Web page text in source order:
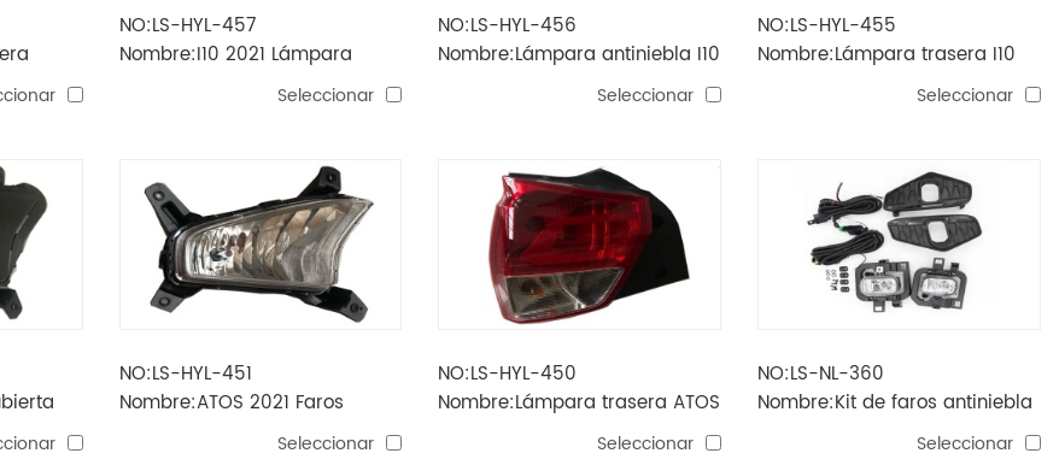
NO:LS-HYL-457
Nombre:I10 2021 Lámpara
Seleccionar
NO:LS-HYL-456
Nombre:Lámpara antiniebla I10
Seleccionar
NO:LS-HYL-455
Nombre:Lámpara trasera I10
Seleccionar
NO:LS-HYL-451
Nombre:ATOS 2021 Faros
Seleccionar
NO:LS-HYL-450
Nombre:Lámpara trasera ATOS
Seleccionar
NO:LS-NL-360
Nombre:Kit de faros antiniebla
NAVARA NP300 2021Seleccionar